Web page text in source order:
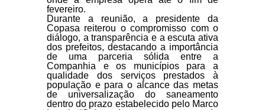
fevereiro.
Durante a reunião, a presidente da
Copasa reiterou o compromisso com o
diálogo, a transparência e a escuta ativa
dos prefeitos, destacando a importância
de uma parceria sólida entre a
Companhia e os municípios para a
qualidade dos serviços prestados à
população e para o alcance das metas
de universalização do saneamento
dentro do prazo estabelecido pelo Marco